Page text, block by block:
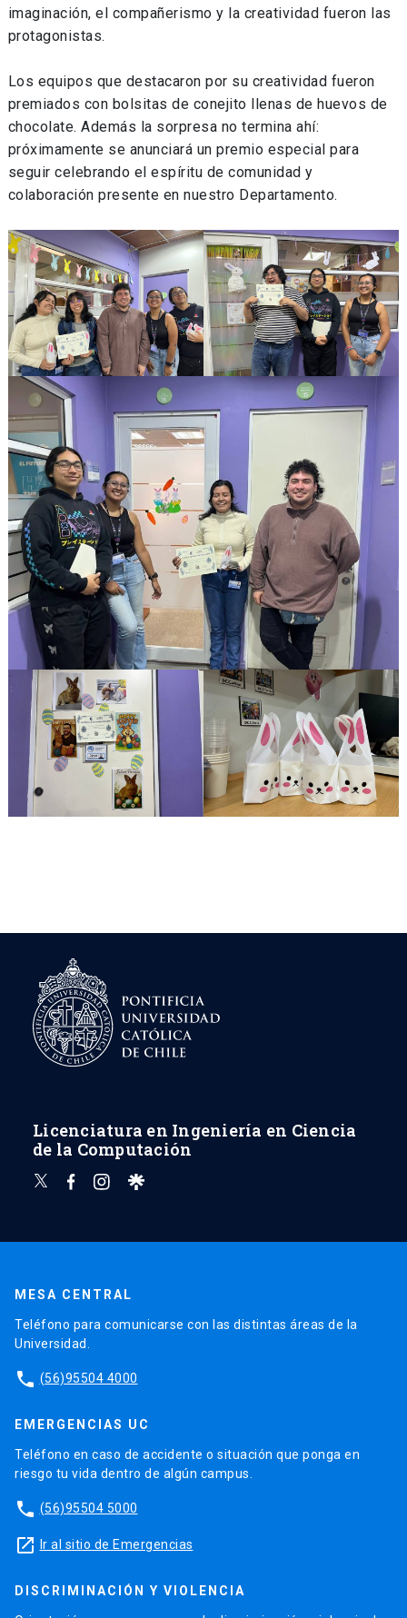
imaginación, el compañerismo y la creatividad fueron las
protagonistas.
Los equipos que destacaron por su creatividad fueron
premiados con bolsitas de conejito llenas de huevos de
chocolate. Además la sorpresa no termina ahí:
próximamente se anunciará un premio especial para
seguir celebrando el espíritu de comunidad y
colaboración presente en nuestro Departamento.
Licenciatura en Ingeniería en Ciencia
de la Computación
MESA CENTRAL
Teléfono para comunicarse con las distintas áreas de la
Universidad.
phone (56)95504 4000
EMERGENCIAS UC
Teléfono en caso de accidente o situación que ponga en
riesgo tu vida dentro de algún campus.
phone (56)95504 5000
launch Ir al sitio de Emergencias
DISCRIMINACIÓN Y VIOLENCIA